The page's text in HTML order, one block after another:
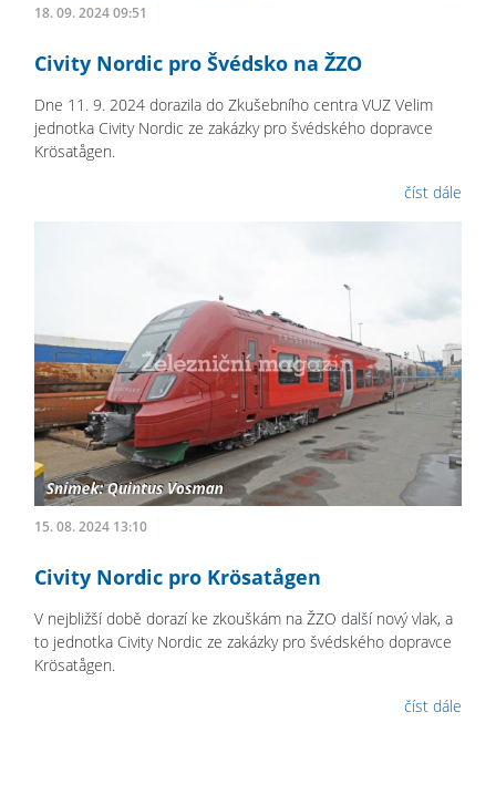
18. 09. 2024 09:51
Civity Nordic pro Švédsko na ŽZO
Dne 11. 9. 2024 dorazila do Zkušebního centra VUZ Velim
jednotka Civity Nordic ze zakázky pro švédského dopravce
Krösatågen.
číst dále
15. 08. 2024 13:10
Civity Nordic pro Krösatågen
V nejbližší době dorazí ke zkouškám na ŽZO další nový vlak, a
to jednotka Civity Nordic ze zakázky pro švédského dopravce
Krösatågen.
číst dále